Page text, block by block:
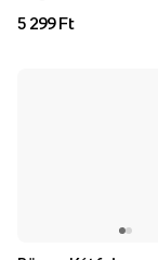
5 299 Ft